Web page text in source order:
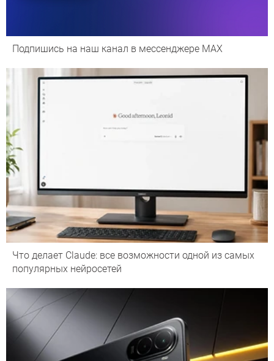
Подпишись на наш канал в мессенджере МАХ
Что делает Сlaude: все возможности одной из самых
популярных нейросетей